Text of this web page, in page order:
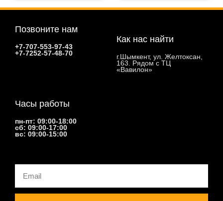
Позвоните нам
+7-707-553-97-43
+7-7252-57-48-70
Как нас найти
г.Шымкент, ул. Желтоксан,
163. Рядом с ТЦ
«Вавилон»
Часы работы
пн-пт: 09:00-18:00
сб: 09:00-17:00
вс: 09:00-15:00
Email